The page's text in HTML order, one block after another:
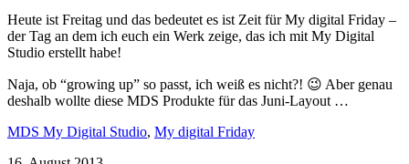
Heute ist Freitag und das bedeutet es ist Zeit für My digital Friday –
der Tag an dem ich euch ein Werk zeige, das ich mit My Digital
Studio erstellt habe!
Naja, ob “growing up” so passt, ich weiß es nicht?! 😉 Aber genau
deshalb wollte diese MDS Produkte für das Juni-Layout …
MDS My Digital Studio, My digital Friday